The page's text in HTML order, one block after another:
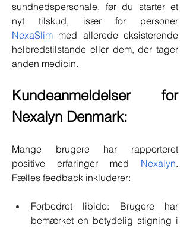
sundhedspersonale, før du starter et
NexaSlim med allerede eksisterende
helbredstilstande eller dem, der tager
anden medicin.
Kundeanmeldelser for
Nexalyn Denmark:
Mange brugere har rapporteret
positive erfaringer med Nexalyn.
Fælles feedback inkluderer:
Forbedret libido: Brugere har
bemærket en betydelig stigning i